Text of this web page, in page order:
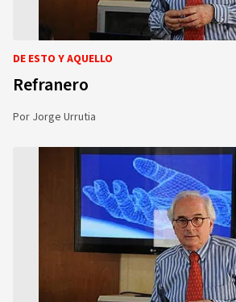
DE ESTO Y AQUELLO
Refranero
Por Jorge Urrutia